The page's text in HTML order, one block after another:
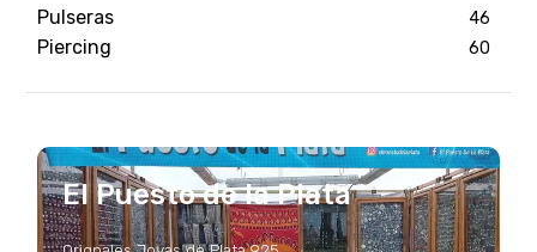
Pulseras 46
Piercing 60
El Puesto de la Plata